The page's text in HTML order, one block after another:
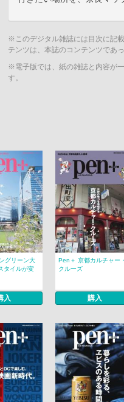
※このデジタル雑誌には目次に記
テンツは、本誌のコンテンツであ
※電子版では、紙の雑誌と内容が
す。
グリーン大
イルが変
入
Pen＋ 京都カルチャー・
クルーズ
購入